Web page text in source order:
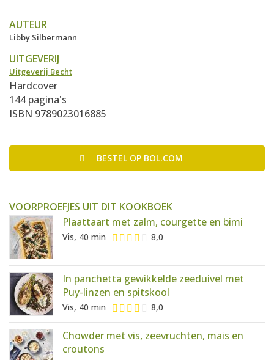
AUTEUR
Libby Silbermann
UITGEVERIJ
Uitgeverij Becht
Hardcover
144 pagina's
ISBN 9789023016885
BESTEL OP BOL.COM
VOORPROEFJES UIT DIT KOOKBOEK
Plaattaart met zalm, courgette en bimi
Vis, 40 min 8,0
In panchetta gewikkelde zeeduivel met
Puy-linzen en spitskool
Vis, 40 min 8,0
Chowder met vis, zeevruchten, mais en
croutons